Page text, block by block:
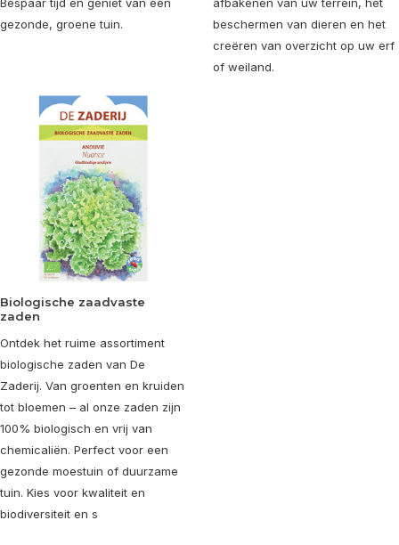
gezonde, groene tuin.
beschermen van dieren en het
creëren van overzicht op uw erf
of weiland.
Biologische zaadvaste
zaden
Ontdek het ruime assortiment
biologische zaden van De
Zaderij. Van groenten en kruiden
tot bloemen – al onze zaden zijn
100% biologisch en vrij van
chemicaliën. Perfect voor een
gezonde moestuin of duurzame
tuin. Kies voor kwaliteit en
biodiversiteit en s